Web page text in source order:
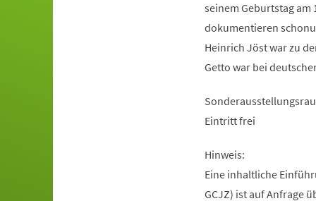
seinem Geburtstag am
dokumentieren
Heinrich Jöst war zu
Getto war bei
Eintritt frei
Hinweis:
Eine inhaltliche
GCJZ) ist auf Anfrage